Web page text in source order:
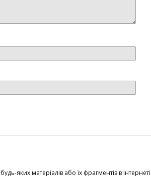
яких матеріалів або їх фрагментів в Інтернеті